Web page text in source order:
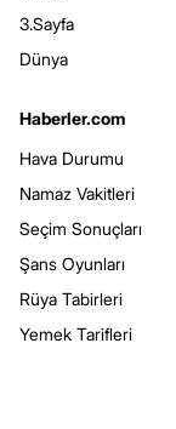
3.Sayfa
Dünya
Haberler.com
Hava Durumu
Namaz Vakitleri
Seçim Sonuçları
Şans Oyunları
Rüya Tabirleri
Yemek Tarifleri